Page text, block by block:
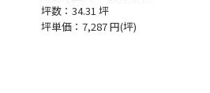
坪数：34.31 坪
坪単価：7,287 円(坪)